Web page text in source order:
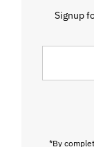
Signup
de
*By